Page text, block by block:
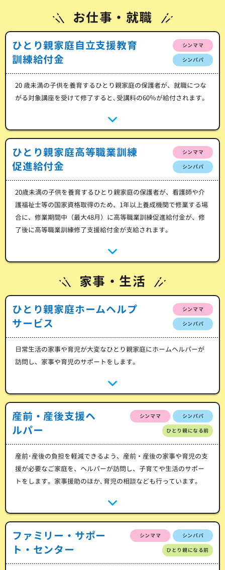
お仕事・就職
ひとり親家庭自立支援教育
訓練給付金
シンママ
シンパパ
20 歳未満の子供を養育するひとり親家庭の保護者が、就職につな
がる対象講座を受けて修了すると､受講料の60％が給付されます。
ひとり親家庭高等職業訓練
促進給付金
シンママ
シンパパ
20歳未満の子供を養育するひとり親家庭の保護者が、看護師や介
護福祉士等の国家資格取得のため、1年以上養成機関で修業する場
合に、修業期間中（最大48月）に高等職業訓練促進給付金が、修
了後に高等職業訓練修了支援給付金が支給されます。
家事・生活
ひとり親家庭ホームヘルプ
サービス
シンママ
シンパパ
日常生活の家事や育児が大変なひとり親家庭にホームヘルパーが
訪問し、家事や育児のサポートをします。
産前・産後支援ヘ
ルパー
シンママ シンパパ
ひとり親になる前
産前･産後の負担を軽減できるよう、産前・産後の家事や育児の支
援が必要なご家庭を、ヘルパーが訪問し、子育てや生活のサポー
トをします。家事援助のほか､育児の相談なども行っています。
ファミリー・サポー
ト・センター
シンママ シンパパ
ひとり親になる前